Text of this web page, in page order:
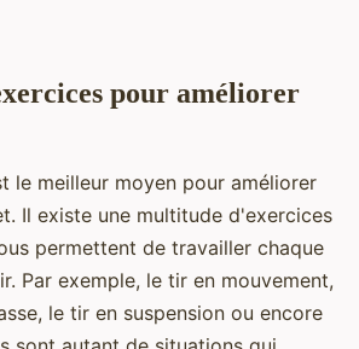
pour améliorer
le meilleur moyen pour améliorer
Il existe une multitude d'exercices
permettent de travailler chaque
Par exemple, le tir en mouvement,
le tir en suspension ou encore